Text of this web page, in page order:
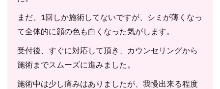
まだ、1回しか施術してないですが、シミが薄くなっ
て全体的に顔の色も白くなった気がします。
受付後、すぐに対応して頂き、カウンセリングから
施術までスムーズに進みました。
施術中は少し痛みはありましたが、我慢出来る程度